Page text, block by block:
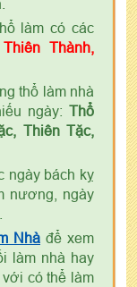
làm có các
Thành,
thổ làm nhà
ngày: Thổ
Thiên Tặc,
ngày bách kỵ
nương, ngày
Nhà để xem
làm nhà hay
có thể làm